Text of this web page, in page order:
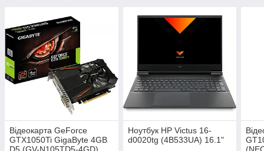
Відеокарта GeForce
GTX1050Ti GigaByte 4GB
Ноутбук HP Victus 16-
d0020tg (4B533UA) 16.1"